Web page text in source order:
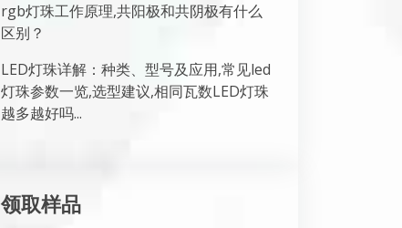
rgb灯珠工作原理,共阳极和共阴极有什么
区别？
LED灯珠详解：种类、型号及应用,常见led
灯珠参数一览,选型建议,相同瓦数LED灯珠
越多越好吗...
领取样品